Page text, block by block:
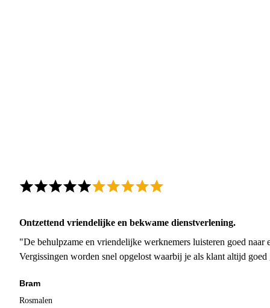
Ontzettend vriendelijke en bekwame dienstverlening.
"De behulpzame en vriendelijke werknemers luisteren goed naar
Vergissingen worden snel opgelost waarbij je als klant altijd
Bram
Rosmalen